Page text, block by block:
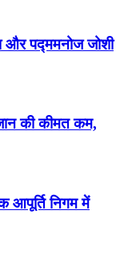
और पद्ममनोज जोशी
की कीमत कम,
आपूर्ति निगम में